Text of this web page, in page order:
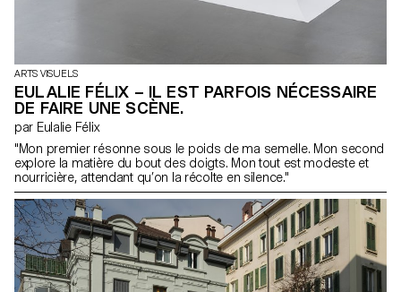
ARTS VISUELS
EULALIE FÉLIX – IL EST PARFOIS NÉCESSAIRE
DE FAIRE UNE SCÈNE.
par Eulalie Félix
"Mon premier résonne sous le poids de ma semelle. Mon second
explore la matière du bout des doigts. Mon tout est modeste et
nourricière, attendant qu’on la récolte en silence."